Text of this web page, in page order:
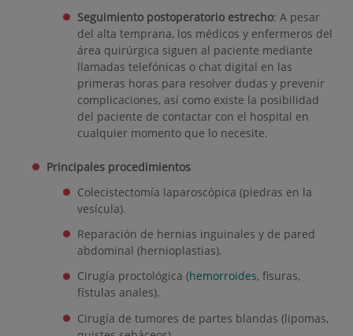
Seguimiento postoperatorio estrecho: A pesar
del alta temprana, los médicos y enfermeros del
área quirúrgica siguen al paciente mediante
llamadas telefónicas o chat digital en las
primeras horas para resolver dudas y prevenir
complicaciones, así como existe la posibilidad
del paciente de contactar con el hospital en
cualquier momento que lo necesite.
Principales procedimientos
Colecistectomía laparoscópica (piedras en la
vesícula).
Reparación de hernias inguinales y de pared
abdominal (hernioplastias).
Cirugía proctológica (hemorroides, fisuras,
fístulas anales).
Cirugía de tumores de partes blandas (lipomas,